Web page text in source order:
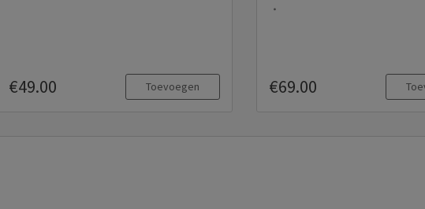
€49.00 Toevoegen €69.00